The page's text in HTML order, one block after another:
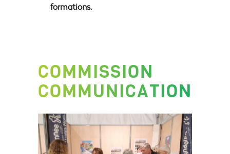
formations.
COMMISSION
COMMUNICATION